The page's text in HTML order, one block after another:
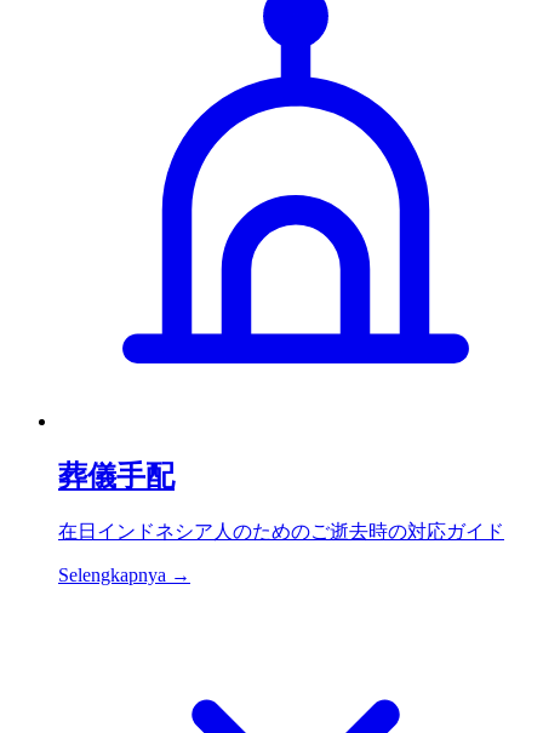
葬儀手配
在日インドネシア人のためのご逝去時の対応ガイド
Selengkapnya →